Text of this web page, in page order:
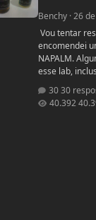
Benchy·26
encomendei
NAPALM.
esse lab,
muito bons e
enantato de
30